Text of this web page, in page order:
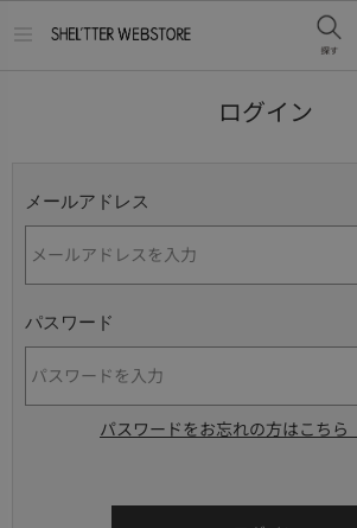
ログイン
メールアドレス
パスワード
パスワードをお忘れの方はこちら